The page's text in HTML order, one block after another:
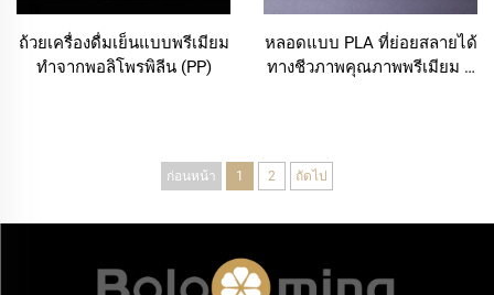
ถ้วยเครื่องดื่มเย็นแบบพรีเมียม
ทำจากพอลิโพรพิลีน (PP)
หลอดแบบ PLA ที่ย่อยสลายได้
ทางชีวภาพคุณภาพพรีเมียม –
ก่อนหน้า 1 2 ถัดไป